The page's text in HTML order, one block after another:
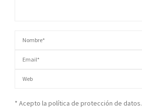
* Acepto la política de protección de datos.